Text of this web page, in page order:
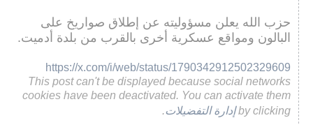
حزب الله يعلن مسؤوليته عن إطلاق صواريخ على
البالون ومواقع عسكرية أخرى بالقرب من بلدة أدميت.
https://x.com/i/web/status/1790342912502329609
This post can't be displayed because social networks
cookies have been deactivated. You can activate them
by clicking إدارة التفضيلات.